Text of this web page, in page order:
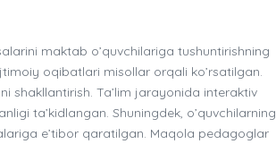
maktab o’quvchilariga tushuntirishning
oqibatlari misollar orqali ko’rsatilgan.
shakllantirish. Ta’lim jarayonida interaktiv
ta’kidlangan. Shuningdek, o’quvchilarning
e’tibor qaratilgan. Maqola pedagoglar